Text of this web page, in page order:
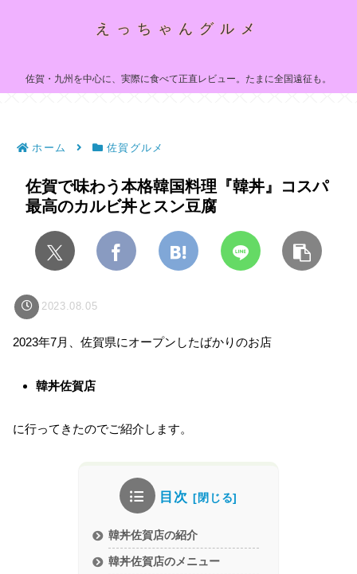
えっちゃんグルメ
佐賀・九州を中心に、実際に食べて正直レビュー。たまに全国遠征も。
ホーム 佐賀グルメ
佐賀で味わう本格韓国料理『韓丼』コスパ
最高のカルビ丼とスン豆腐
2023.08.05
2023年7月、佐賀県にオープンしたばかりのお店
韓丼佐賀店
に行ってきたのでご紹介します。
目次
韓丼佐賀店の紹介
韓丼佐賀店のメニュー